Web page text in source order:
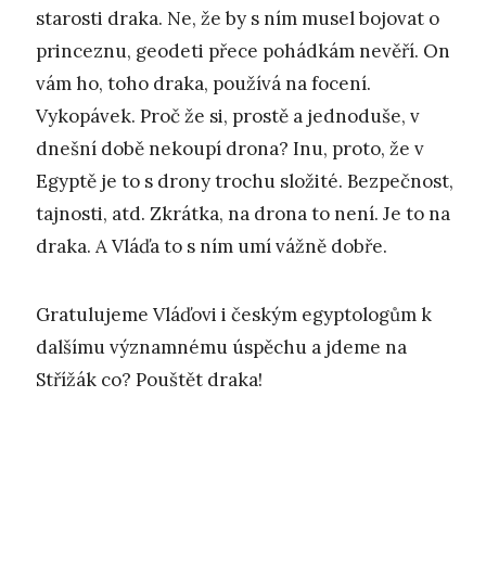
starosti draka. Ne, že by s ním musel bojovat o
princeznu, geodeti přece pohádkám nevěří. On
vám ho, toho draka, používá na focení.
Vykopávek. Proč že si, prostě a jednoduše, v
dnešní době nekoupí drona? Inu, proto, že v
Egyptě je to s drony trochu složité. Bezpečnost,
tajnosti, atd. Zkrátka, na drona to není. Je to na
draka. A Vláďa to s ním umí vážně dobře.
Gratulujeme Vláďovi i českým egyptologům k
dalšímu významnému úspěchu a jdeme na
Střížák co? Pouštět draka!